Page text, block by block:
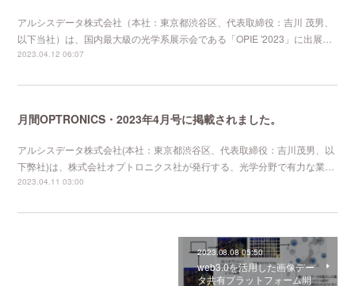
アルシスデータ株式会社（本社：東京都渋谷区、代表取締役：吉川 茂男、
以下当社）は、国内最大級の光学系展示会である「OPIE '2023」に出展…
2023.04.12 06:07
月間OPTRONICS・2023年4月号に掲載されました。
アルシスデータ株式会社(本社：東京都渋谷区、代表取締役：吉川茂男、以
下弊社)は、株式会社オプトロニクス社が発行する、光学分野で有力な業…
2023.04.11 03:00
2023.08.08 05:50
web3.0を活用した画像デー
タ共有プラットフォーム開